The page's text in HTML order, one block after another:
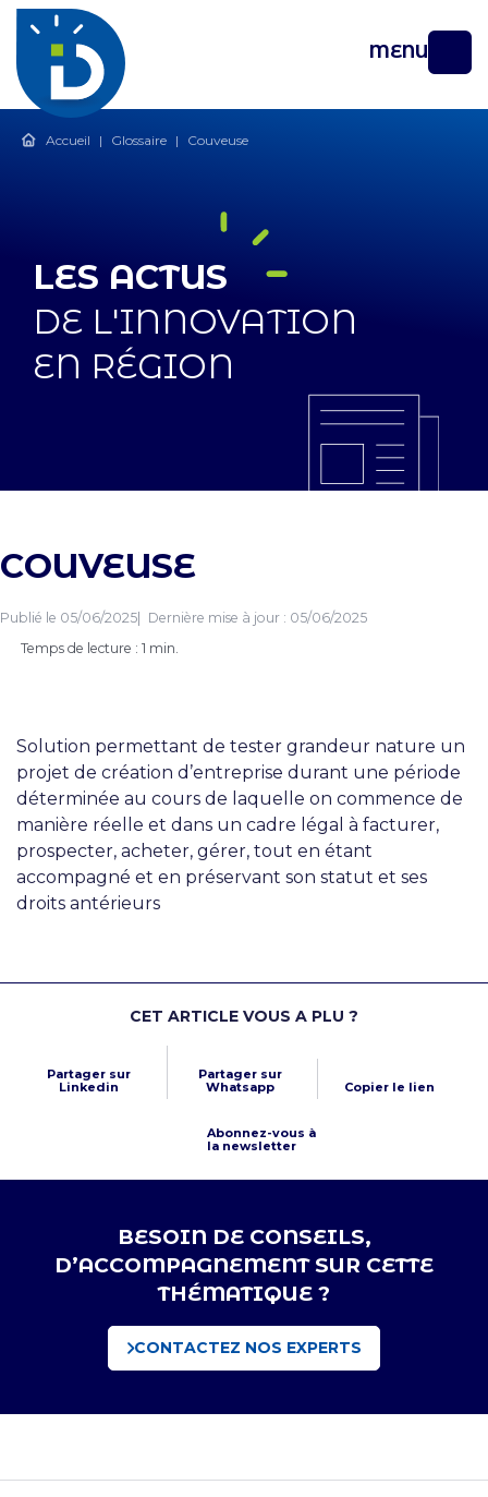
MENU
Accueil | Glossaire | Couveuse
LES ACTUS
DE L'INNOVATION
EN RÉGION
COUVEUSE
Publié le 05/06/2025 Dernière mise à jour : 05/06/2025
Temps de lecture : 1 min.
Solution permettant de tester grandeur nature un
projet de création d’entreprise durant une période
déterminée au cours de laquelle on commence de
manière réelle et dans un cadre légal à facturer,
prospecter, acheter, gérer, tout en étant
accompagné et en préservant son statut et ses
droits antérieurs
CET ARTICLE VOUS A PLU ?
Partager sur
Linkedin
Partager sur
Whatsapp
Copier le lien
Abonnez-vous à
la newsletter
BESOIN DE CONSEILS,
D’ACCOMPAGNEMENT SUR CETTE
THÉMATIQUE ?
CONTACTEZ NOS EXPERTS